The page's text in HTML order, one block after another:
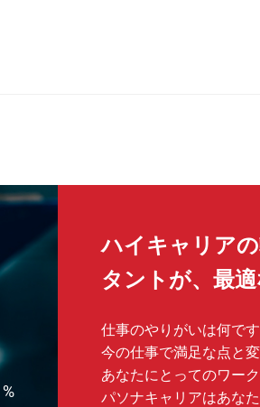
%
ハイキャリア
タントが、最
仕事のやりがいは何で
今の仕事で満足な点と
あなたにとってのワー
パソナキャリアはあな